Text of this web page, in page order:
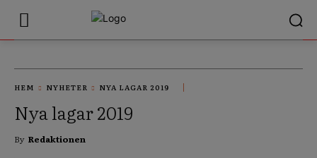
HEM NYHETER NYA LAGAR 2019
Nya lagar 2019
By Redaktionen